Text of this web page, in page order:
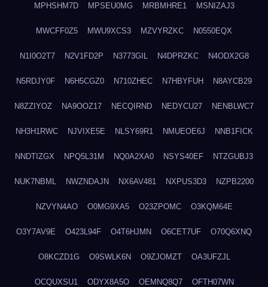
MPHSHM7D MPSEU0MG MRBMHRE1 MSNIZAJ3
MWCFF0Z5 MWU9XCS3 MZVYRZKC N0550EQX
N1I0O2T7 N2V1FD2P N3773GIL N4DPRZKC N4ODX2G8
N5RDJY0F N6H5CGZ0 N710ZHEC N7HBYFUH N8AYCB29
N8ZZIYOZ NA9OOZ17 NECQIRND NEDYCU27 NENBLWC7
NH3H1RWC NJVIXE5E NLSY69R1 NMUEOE6J NNB1FICK
NNDTIZGX NPQ5L31M NQ0A2XA0 NSYS40EF NTZGUBJ3
NUK7NBML NWZNDAJN NX6AV481 NXPUS3D3 NZPB2200
NZVYN4AO O0MG9XA5 O23ZPOMC O3KQM64E
O3Y7AV9E O423L94F O4T6HJMN O6CET7UF O70Q6XNQ
O8KCZD1G O9SWLK6N O9ZJOMZT OA3UFZJL
OCQUXSU1 ODYX8A5O OEMNQ8Q7 OFTH07WN